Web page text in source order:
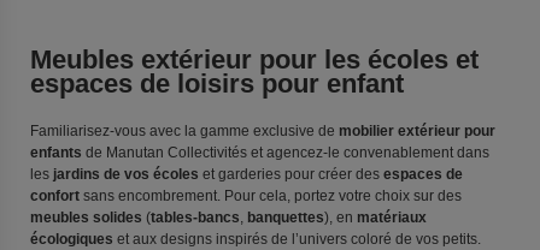
Meubles extérieur pour les écoles et
espaces de loisirs pour enfant
Familiarisez-vous avec la gamme exclusive de mobilier extérieur pour
enfants de Manutan Collectivités et agencez-le convenablement dans
les jardins de vos écoles et garderies pour créer des espaces de
confort sans encombrement. Pour cela, portez votre choix sur des
meubles solides (tables-bancs, banquettes), en matériaux
écologiques et aux designs inspirés de l’univers coloré de vos petits.